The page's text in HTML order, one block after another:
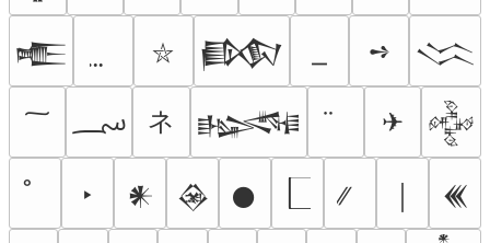
𒍫 ⛥ 𒁃 ➺ 𒈱
؄ ネ 𒈙 ✈ 𒅒
‣ 𒀭 𒊲 𒊹 𒌍